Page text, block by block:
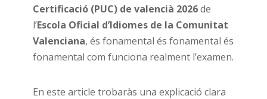
Certificació (PUC) de valencià 2026de
l’Escola Oficial d’Idiomes de la Comunitat
Valenciana, és fonamental és fonamental és
fonamental com funciona realment l’examen.
En este article trobaràs una explicació clara